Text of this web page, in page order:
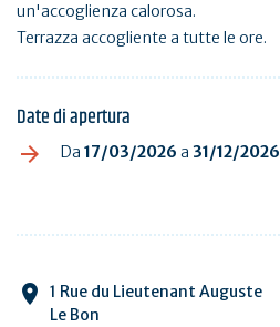
un'accoglienza calorosa.
Terrazza accogliente a tutte le ore.
Date di apertura
Da 17/03/2026 a 31/12/2026
1 Rue du Lieutenant Auguste
Le Bon